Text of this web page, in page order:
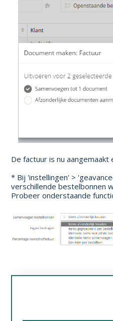
De factuur is nu
* Bij 'instellingen' >
verschillende bestelbonnen
Probeer onderstaande